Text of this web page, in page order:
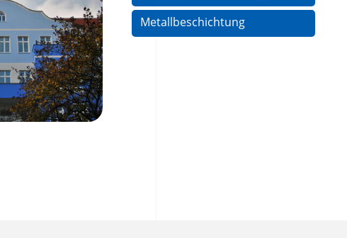
Metallbeschichtung